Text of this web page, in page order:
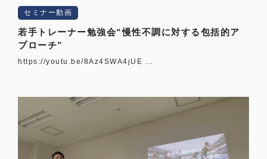
セミナー動画
若手トレーナー勉強会“慢性不調に対する包括的ア
プローチ”
https://youtu.be/8Az4SWA4jUE …